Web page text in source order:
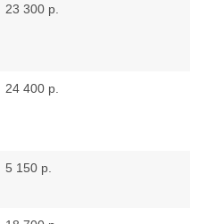
23 300 р.
24 400 р.
5 150 р.